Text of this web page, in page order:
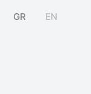
GR EN